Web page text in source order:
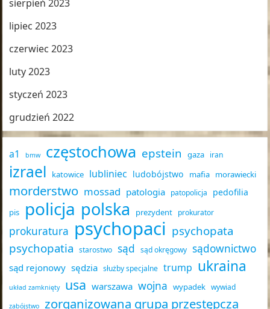
sierpień 2023
lipiec 2023
czerwiec 2023
luty 2023
styczeń 2023
grudzień 2022
a1 bmw częstochowa epstein gaza iran
izrael katowice lubliniec ludobójstwo mafia morawiecki
morderstwo mossad patologia patopolicja pedofilia
pis policja polska prezydent prokurator
prokuratura psychopaci psychopata
psychopatia
starostwo sąd sąd okręgowy sądownictwo
sąd rejonowy sędzia służby specjalne trump ukraina
układ zamknięty usa warszawa wojna wypadek wywiad
zabójstwo zorganizowana grupa przestępcza